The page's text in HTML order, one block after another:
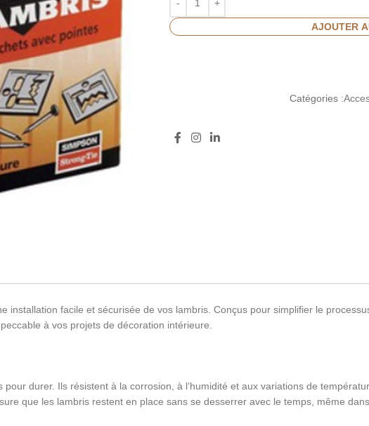
AJOUTER
Catégories :
installation facile et sécurisée de vos lambris. Conçus pour simplifier le
à vos projets de décoration intérieure.
durer. Ils résistent à la corrosion, à l’humidité et aux variations de
que les lambris restent en place sans se desserrer avec le temps, même